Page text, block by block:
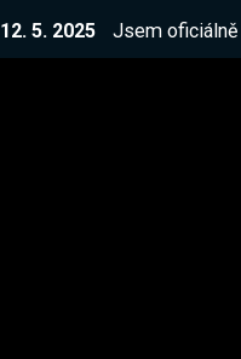
12. 5. 2025 Jsem oficiálně ne-smr-tel-ný! Jdeme na extrémně bohatou lokaci! | !kniha !elite